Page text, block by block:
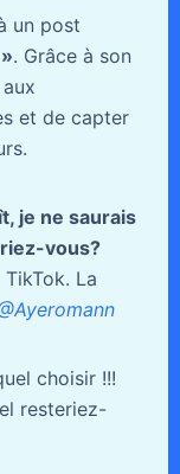
un post
. Grâce à son
et de capter
je ne saurais
vous?
La
choisir !!!
resteriez-